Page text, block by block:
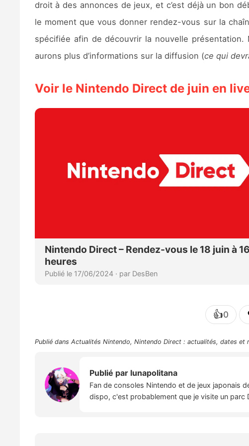
droit à des annonces de jeux, et c’est déjà un bon
le moment que vous donner rendez-vous sur la
spécifiée afin de découvrir la nouvelle
aurons plus d’informations sur la diffusion (ce qui
Voir le Nintendo Direct de juin en
👍0
Publié dans Actualités Nintendo, Nintendo Direct : actualités, dates et
Publié par lunapolitana
Fan de consoles Nintendo et de jeux japonais
dispo, c'est probablement que je visite un parc